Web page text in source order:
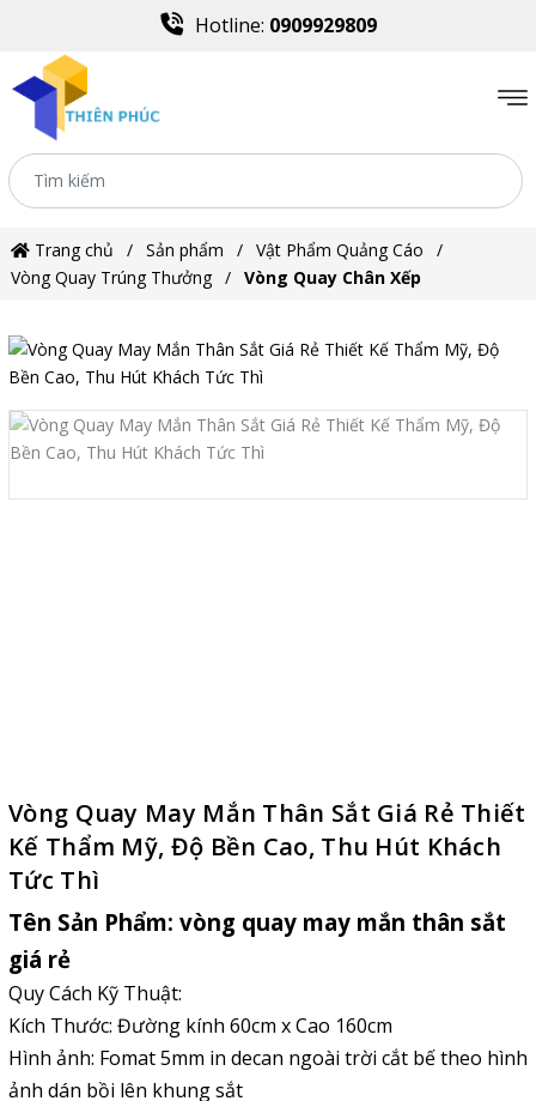
Hotline: 0909929809
Trang chủ Sản phẩm
Vật Phẩm Quảng Cáo
Vòng Quay Trúng Thưởng
Vòng Quay Chân Xếp
Vòng Quay May Mắn Thân Sắt Giá Rẻ Thiết
Kế Thẩm Mỹ, Độ Bền Cao, Thu Hút Khách
Tức Thì
Tên Sản Phẩm: vòng quay may mắn thân sắt
giá rẻ
Quy Cách Kỹ Thuật:
Kích Thước: Đường kính 60cm x Cao 160cm
Hình ảnh: Fomat 5mm in decan ngoài trời cắt bế theo hình
ảnh dán bồi lên khung sắt